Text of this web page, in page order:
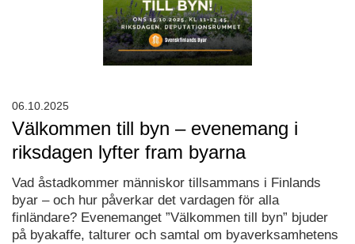
Välkommen till byn – evenemang i
riksdagen lyfter fram byarna
Vad åstadkommer människor tillsammans i Finlands
byar – och hur påverkar det vardagen för alla
finländare? Evenemanget ”Välkommen till byn” bjuder
på byakaffe, talturer och samtal om byaverksamhetens
06.10.2025